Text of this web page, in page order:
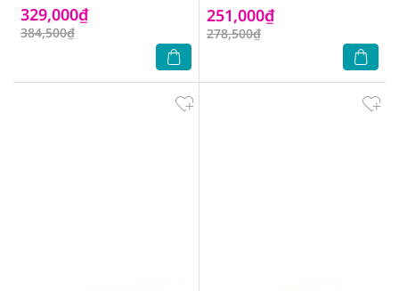
329,000₫
384,500₫
251,000₫
278,500₫